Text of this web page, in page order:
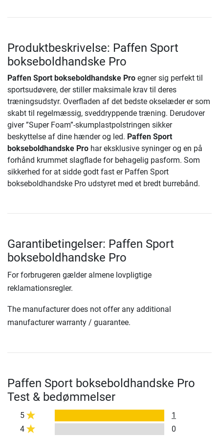
Produktbeskrivelse: Paffen Sport
bokseboldhandske Pro
Paffen Sport bokseboldhandske Pro egner sig perfekt til
sportsudøvere, der stiller maksimale krav til deres
træningsudstyr. Overfladen af det bedste okselæder er som
skabt til regelmæssig, sveddryppende træning. Derudover
giver ”Super Foam”-skumplastpolstringen sikker
beskyttelse af dine hænder og led. Paffen Sport
bokseboldhandske Pro har eksklusive syninger og en på
forhånd krummet slagflade for behagelig pasform. Som
sikkerhed for at sidde godt fast er Paffen Sport
bokseboldhandske Pro udstyret med et bredt burrebånd.
Garantibetingelser: Paffen Sport
bokseboldhandske Pro
For forbrugeren gælder almene lovpligtige
reklamationsregler.
The manufacturer does not offer any additional
manufacturer warranty / guarantee.
Paffen Sport bokseboldhandske Pro
Test & bedømmelser
5
1
4
0